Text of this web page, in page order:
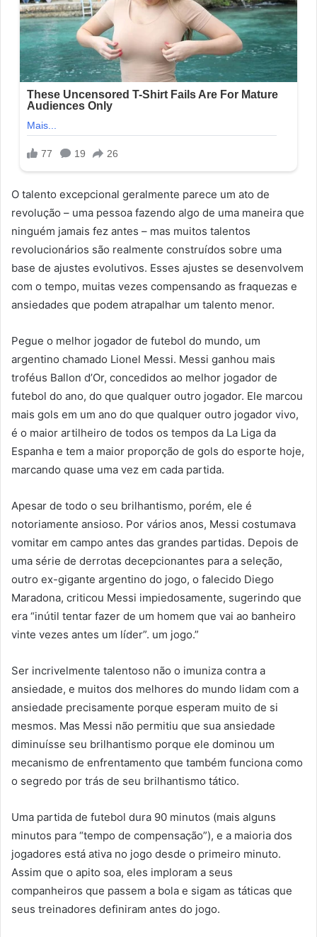
O talento excepcional geralmente parece um ato de
revolução – uma pessoa fazendo algo de uma maneira que
ninguém jamais fez antes – mas muitos talentos
revolucionários são realmente construídos sobre uma
base de ajustes evolutivos. Esses ajustes se desenvolvem
com o tempo, muitas vezes compensando as fraquezas e
ansiedades que podem atrapalhar um talento menor.
Pegue o melhor jogador de futebol do mundo, um
argentino chamado Lionel Messi. Messi ganhou mais
troféus Ballon d’Or, concedidos ao melhor jogador de
futebol do ano, do que qualquer outro jogador. Ele marcou
mais gols em um ano do que qualquer outro jogador vivo,
é o maior artilheiro de todos os tempos da La Liga da
Espanha e tem a maior proporção de gols do esporte hoje,
marcando quase uma vez em cada partida.
Apesar de todo o seu brilhantismo, porém, ele é
notoriamente ansioso. Por vários anos, Messi costumava
vomitar em campo antes das grandes partidas. Depois de
uma série de derrotas decepcionantes para a seleção,
outro ex-gigante argentino do jogo, o falecido Diego
Maradona, criticou Messi impiedosamente, sugerindo que
era “inútil tentar fazer de um homem que vai ao banheiro
vinte vezes antes um líder”. um jogo.”
Ser incrivelmente talentoso não o imuniza contra a
ansiedade, e muitos dos melhores do mundo lidam com a
ansiedade precisamente porque esperam muito de si
mesmos. Mas Messi não permitiu que sua ansiedade
diminuísse seu brilhantismo porque ele dominou um
mecanismo de enfrentamento que também funciona como
o segredo por trás de seu brilhantismo tático.
Uma partida de futebol dura 90 minutos (mais alguns
minutos para “tempo de compensação”), e a maioria dos
jogadores está ativa no jogo desde o primeiro minuto.
Assim que o apito soa, eles imploram a seus
companheiros que passem a bola e sigam as táticas que
seus treinadores definiram antes do jogo.